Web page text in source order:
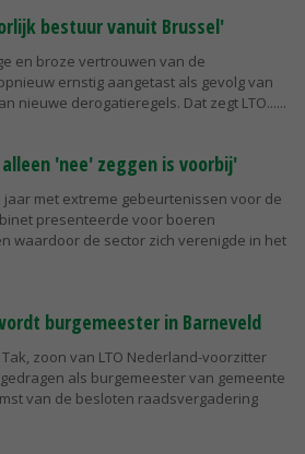
bestuur vanuit Brussel'
en broze vertrouwen van de
ernstig aangetast als gevolg van
nieuwe derogatieregels. Dat zegt LTO...
'nee' zeggen is voorbij'
jaar met extreme gebeurtenissen voor de
presenteerde voor boeren
waardoor de sector zich verenigde in het
burgemeester in Barneveld
Tak, zoon van LTO Nederland-voorzitter
als burgemeester van gemeente
van de besloten raadsvergadering